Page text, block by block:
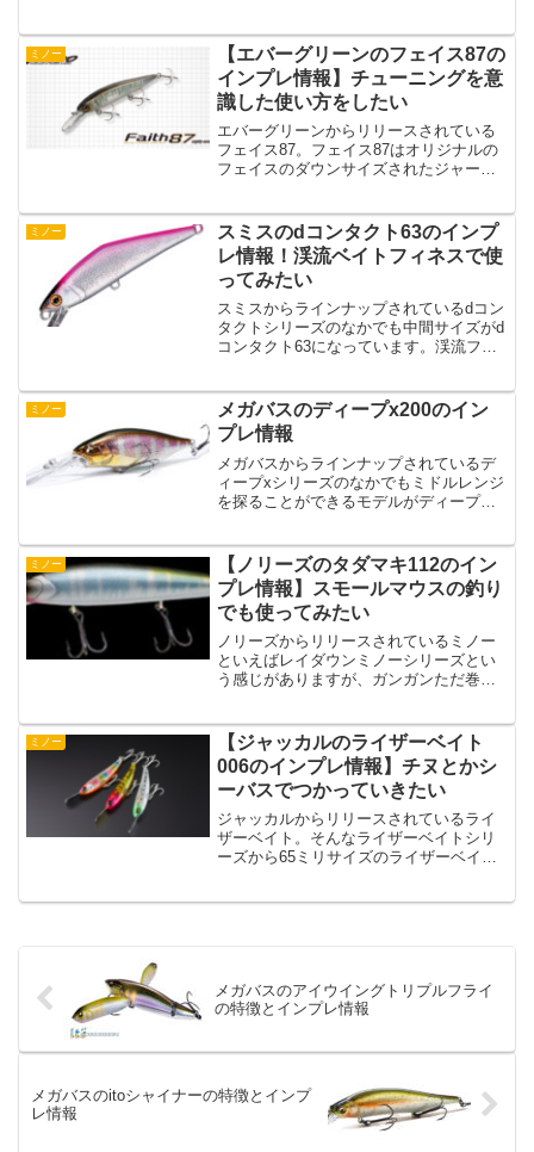
ミノーのようです。この記事ではレベル
ミノーのインプレ情報...
ミノー
【エバーグリーンのフェイス87の
インプレ情報】チューニングを意
識した使い方をしたい
エバーグリーンからリリースされている
フェイス87。フェイス87はオリジナルの
フェイスのダウンサイズされたジャーク
プレ情報をまとめています。エバーグリ
ーンのフェイス87...
ミノー
スミスのdコンタクト63のインプ
レ情報！渓流ベイトフィネスで使
ってみたい
スミスからラインナップされているdコン
タクトシリーズのなかでも中間サイズがd
コンタクト63になっています。渓流フィ
うか？そんなヘビーシンキングミノーのd
コンタクト63...
ミノー
メガバスのディープx200のイン
プレ情報
メガバスからラインナップされているデ
ィープxシリーズのなかでもミドルレンジ
を探ることができるモデルがディープ
ックしたいですよね。そんなディープ
x200LBO...
ミノー
【ノリーズのタダマキ112のイン
プレ情報】スモールマウスの釣り
でも使ってみたい
ノリーズからリリースされているミノー
といえばレイダウンミノーシリーズとい
う感じがありますが、ガンガンただ巻き
しょうか？そんなノリーズからリリース
されているタダマキ112...
ミノー
【ジャッカルのライザーベイト
006のインプレ情報】チヌとかシ
ーバスでつかっていきたい
ジャッカルからリリースされているライ
ザーベイト。そんなライザーベイトシリ
ーズから65ミリサイズのライザーベイト
メガバスのアイウイングトリプルフライ
の特徴とインプレ情報
メガバスのitoシャイナーの特徴とインプ
レ情報